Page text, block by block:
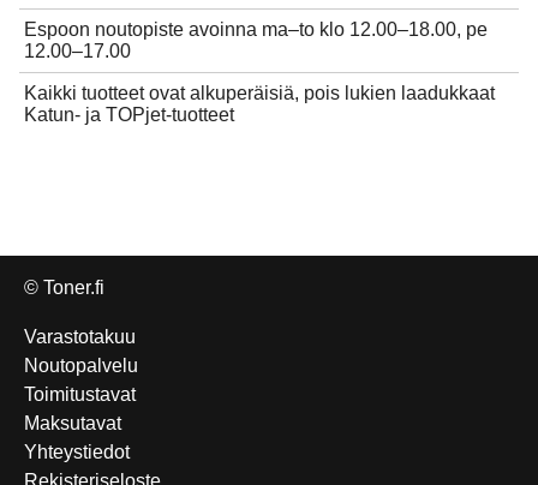
Espoon noutopiste avoinna ma–to klo 12.00–18.00, pe
12.00–17.00
Kaikki tuotteet ovat alkuperäisiä, pois lukien laadukkaat
Katun- ja TOPjet-tuotteet
© Toner.fi
Varastotakuu
Noutopalvelu
Toimitustavat
Maksutavat
Yhteystiedot